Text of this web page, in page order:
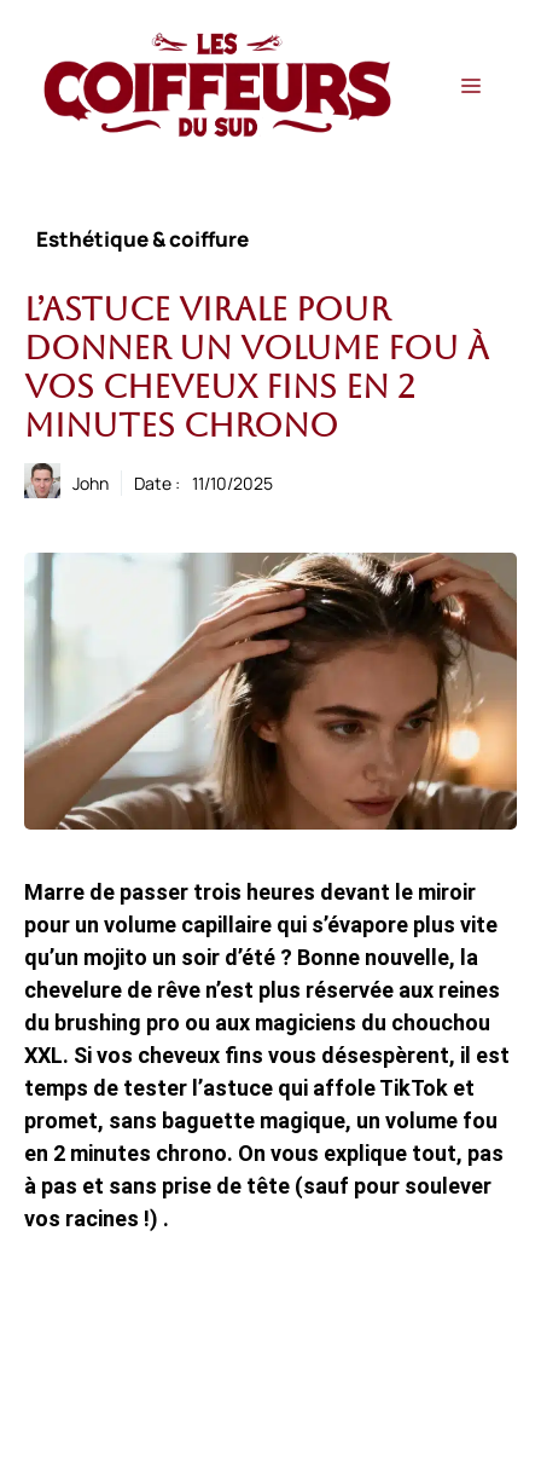
contenu
Menu
Esthétique & coiffure
L’astuce virale pour
donner un volume fou à
vos cheveux fins en 2
minutes chrono
John Date : 11/10/2025
Marre de passer trois heures devant le miroir
pour un volume capillaire qui s’évapore plus vite
qu’un mojito un soir d’été ? Bonne nouvelle, la
chevelure de rêve n’est plus réservée aux reines
du brushing pro ou aux magiciens du chouchou
XXL. Si vos cheveux fins vous désespèrent, il est
temps de tester l’astuce qui affole TikTok et
promet, sans baguette magique, un volume fou
en 2 minutes chrono. On vous explique tout, pas
à pas et sans prise de tête (sauf pour soulever
vos racines !) .